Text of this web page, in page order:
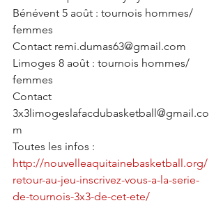
Bénévent 5 août : tournois hommes/
femmes
Contact remi.dumas63@gmail.com
Limoges 8 août : tournois hommes/
femmes
Contact
3x3limogeslafacdubasketball@gmail.co
m
Toutes les infos :
http://nouvelleaquitainebasketball.org/
retour-au-jeu-inscrivez-vous-a-la-serie-
de-tournois-3x3-de-cet-ete/